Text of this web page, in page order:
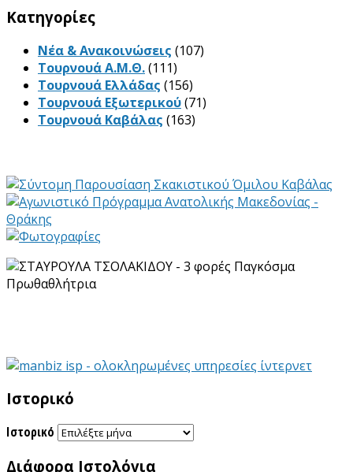
Kατηγορίες
Νέα & Ανακοινώσεις (107)
Τουρνουά Α.Μ.Θ.(111)
Τουρνουά Ελλάδας (156)
Τουρνουά Εξωτερικού(71)
Τουρνουά Καβάλας (163)
Ιστορικό
Ιστορικό
Διάφορα Ιστολόγια